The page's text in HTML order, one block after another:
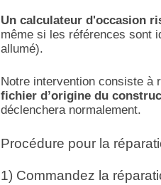
Un calculateur d'occasion
même si les références sont
allumé).
Notre intervention consiste à r
fichier d’origine du
déclenchera normalement.
Procédure pour la
1) Commandez la